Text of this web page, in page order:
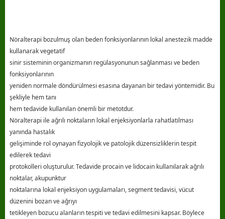
Nöralterapi bozulmuş olan beden fonksiyonlarının lokal anestezik madde
kullanarak vegetatif
sinir sisteminin organizmanın regülasyonunun sağlanması ve beden
fonksiyonlarının
yeniden normale döndürülmesi esasına dayanan bir tedavi yöntemidir. Bu
şekliyle hem tanı
hem tedavide kullanılan önemli bir metotdur.
Nöralterapi ile ağrılı noktaların lokal enjeksiyonlarla rahatlatılması
yanında hastalık
gelişiminde rol oynayan fizyolojik ve patolojik düzensizliklerin tespit
edilerek tedavi
protokolleri oluşturulur. Tedavide procain ve lidocain kullanılarak ağrılı
noktalar, akupunktur
noktalarına lokal enjeksiyon uygulamaları, segment tedavisi, vücut
düzenini bozan ve ağrıyı
tetikleyen bozucu alanların tespiti ve tedavi edilmesini kapsar. Böylece